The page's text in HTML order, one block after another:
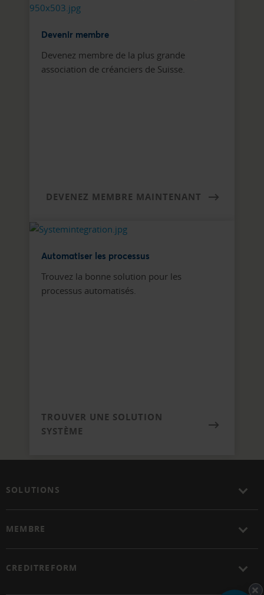
Devenir membre
Devenez membre de la plus grande
association de créanciers de Suisse.
DEVENEZ MEMBRE MAINTENANT
Automatiser les processus
Trouvez la bonne solution pour les
processus automatisés.
TROUVER UNE SOLUTION
SYSTÈME
SOLUTIONS
MEMBRE
CREDITREFORM